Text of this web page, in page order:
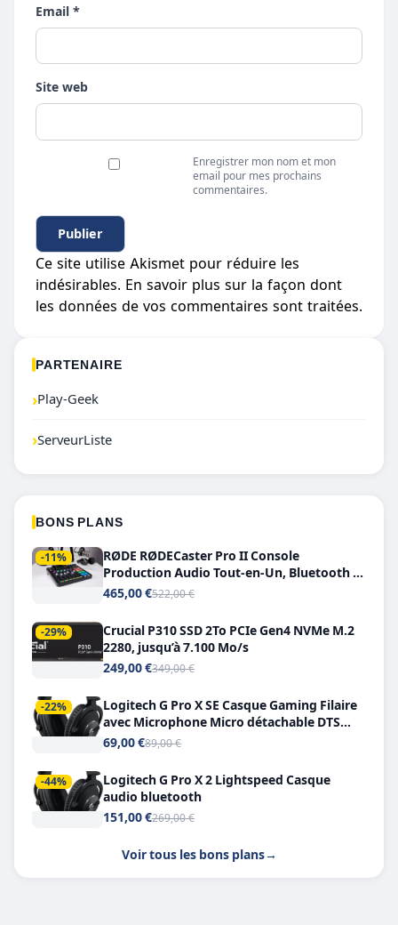
Email *
Site web
Enregistrer mon nom et mon
email pour mes prochains
commentaires.
Ce site utilise Akismet pour réduire les
indésirables. En savoir plus sur la façon dont
les données de vos commentaires sont traitées.
PARTENAIRE
›Play-Geek
›ServeurListe
BONS PLANS
-11%
RØDE RØDECaster Pro II Console
Production Audio Tout-en-Un, Bluetooth et
Double USB-C
465,00 €522,00 €
-29%
Crucial P310 SSD 2To PCIe Gen4 NVMe M.2
2280, jusqu’à 7.100 Mo/s
249,00 €349,00 €
-22%
Logitech G Pro X SE Casque Gaming Filaire
avec Microphone Micro détachable DTS
Headphone X 7.1
69,00 €89,00 €
-44%
Logitech G Pro X 2 Lightspeed Casque
audio bluetooth
151,00 €269,00 €
Voir tous les bons plans→